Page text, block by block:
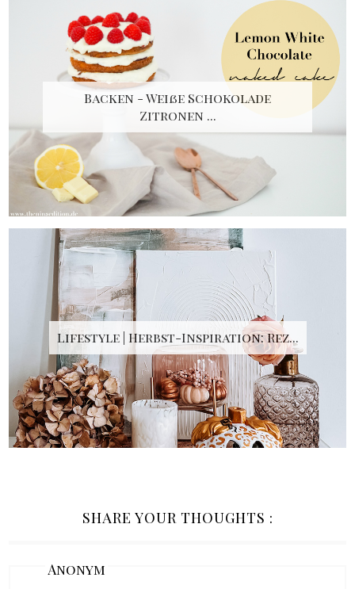
Backen - Weiße Schokolade
Zitronen ...
Lifestyle | Herbst-Inspiration: Rez...
SHARE YOUR THOUGHTS :
Anonym